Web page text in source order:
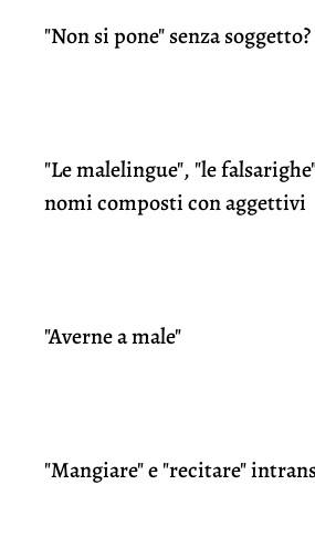
"Non si pone" senza soggetto?
"Le malelingue", "le
nomi composti con aggettivi
"Averne a male"
"Mangiare" e "recitare"